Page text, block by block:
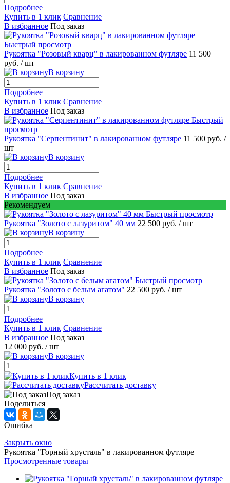
Подробнее
Купить в 1 клик Сравнение
В избранное Под заказ
Быстрый просмотр
Рукоятка "Розовый кварц" в лакированном футляре 11 500
руб. / шт
В корзину
Подробнее
Купить в 1 клик Сравнение
В избранное Под заказ
Быстрый
просмотр
Рукоятка "Серпентинит" в лакированном футляре 11 500 руб. /
шт
В корзину
Подробнее
Купить в 1 клик Сравнение
В избранное Под заказ
Рекомендуем
Быстрый просмотр
Рукоятка "Золото с лазуритом" 40 мм 22 500 руб. / шт
В корзину
Подробнее
Купить в 1 клик Сравнение
В избранное Под заказ
Быстрый просмотр
Рукоятка "Золото с белым агатом" 22 500 руб. / шт
В корзину
Подробнее
Купить в 1 клик Сравнение
В избранное Под заказ
12 000 руб. / шт
В корзину
Купить в 1 клик
Рассчитать доставку
Под заказ
Поделиться
Ошибка
Закрыть окно
Рукоятка "Горный хрусталь" в лакированном футляре
Просмотренные товары